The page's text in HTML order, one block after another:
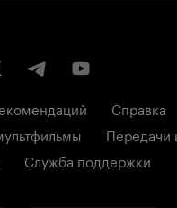
Справка
Передачи
Служба поддержки